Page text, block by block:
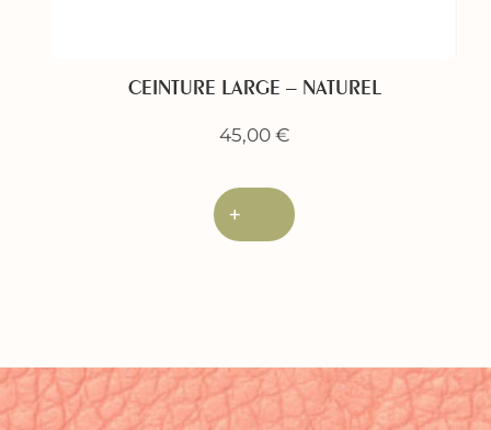
CEINTURE LARGE – NATUREL
45,00€
+